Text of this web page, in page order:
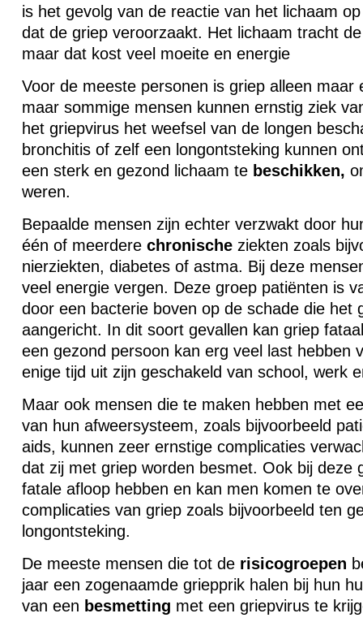
is het gevolg van de reactie van het lichaam
dat de griep veroorzaakt. Het lichaam tracht
maar dat kost veel moeite en energie
Voor de meeste personen is griep alleen maar
maar sommige mensen kunnen ernstig ziek
het griepvirus het weefsel van de longen
bronchitis of zelf een longontsteking kunnen
een sterk en gezond lichaam te beschikken,
weren.
Bepaalde mensen zijn echter verzwakt door
één of meerdere chronischeziekten zoals
nierziekten, diabetes of astma. Bij deze
veel energie vergen. Deze groep patiënten is
door een bacterie boven op de schade die het
aangericht. In dit soort gevallen kan griep
een gezond persoon kan erg veel last hebben
enige tijd uit zijn geschakeld van school, werk
Maar ook mensen die te maken hebben met
van hun afweersysteem, zoals bijvoorbeeld
aids, kunnen zeer ernstige complicaties
dat zij met griep worden besmet. Ook bij deze
fatale afloop hebben en kan men komen te
complicaties van griep zoals bijvoorbeeld ten
longontsteking.
De meeste mensen die tot de risicogroepen
jaar een zogenaamde griepprik halen bij hun
van een besmetting met een griepvirus te